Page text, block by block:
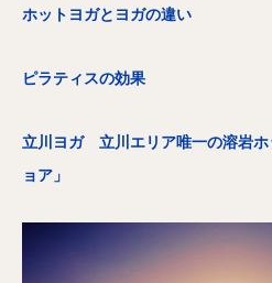
ホットヨガとヨガの違い
ピラティスの効果
立川ヨガ 立川エリア唯一の溶岩ホ
ョア」